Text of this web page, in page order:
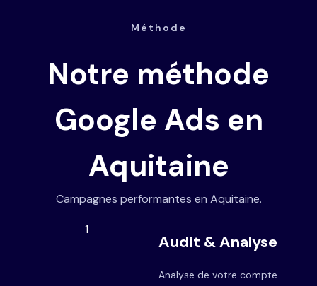
Méthode
Notre méthode
Google Ads en
Aquitaine
Campagnes performantes en Aquitaine.
1
Audit & Analyse
Analyse de votre compte